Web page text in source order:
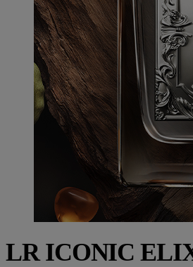
LR ICONIC